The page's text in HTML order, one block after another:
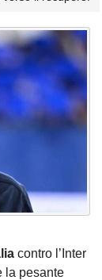
contro l’Inter
la pesante